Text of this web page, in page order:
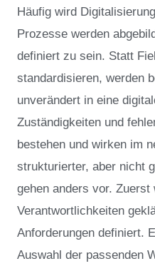
Häufig wird
Prozesse werden
definiert zu sein. Statt
standardisieren, werden
unverändert in eine
Zuständigkeiten und
bestehen und wirken im
strukturierter, aber nicht
gehen anders vor.
Verantwortlichkeiten
Anforderungen definiert.
Auswahl der passenden